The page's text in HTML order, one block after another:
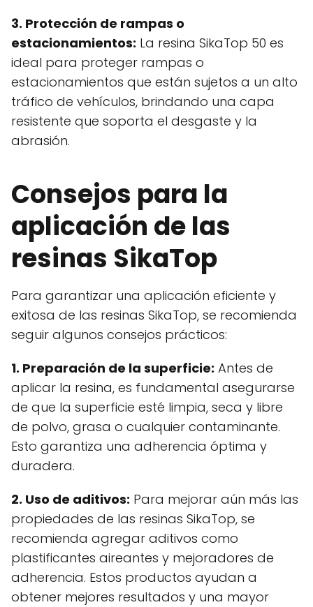
3. Protección de rampas o
estacionamientos: La resina SikaTop 50 es
ideal para proteger rampas o
estacionamientos que están sujetos a un alto
tráfico de vehículos, brindando una capa
resistente que soporta el desgaste y la
abrasión.
Consejos para la
aplicación de las
resinas SikaTop
Para garantizar una aplicación eficiente y
exitosa de las resinas SikaTop, se recomienda
seguir algunos consejos prácticos:
1. Preparación de la superficie: Antes de
aplicar la resina, es fundamental asegurarse
de que la superficie esté limpia, seca y libre
de polvo, grasa o cualquier contaminante.
Esto garantiza una adherencia óptima y
duradera.
2. Uso de aditivos: Para mejorar aún más las
propiedades de las resinas SikaTop, se
recomienda agregar aditivos como
plastificantes aireantes y mejoradores de
adherencia. Estos productos ayudan a
obtener mejores resultados y una mayor